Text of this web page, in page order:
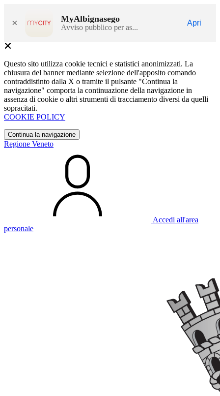
× MyAlbignasego
Avviso pubblico per as...
Apri
Questo sito utilizza cookie tecnici e statistici anonimizzati. La
chiusura del banner mediante selezione dell'apposito comando
contraddistinto dalla X o tramite il pulsante "Continua la
navigazione" comporta la continuazione della navigazione in
assenza di cookie o altri strumenti di tracciamento diversi da quelli
sopracitati.
COOKIE POLICY
Continua la navigazione
Regione Veneto
Accedi all'area
personale